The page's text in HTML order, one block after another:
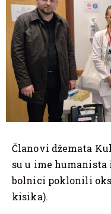
Članovi džemata
su u ime humanista
bolnici poklonili
kisika).